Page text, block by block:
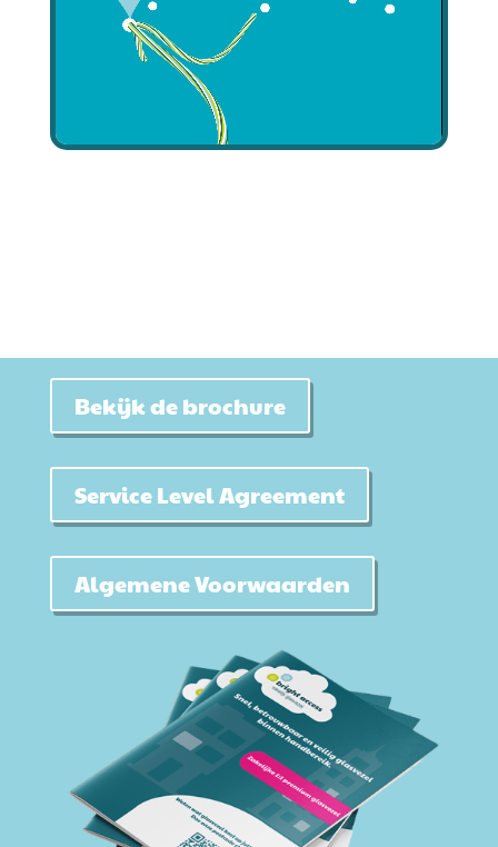
Bekijk de brochure
Service Level Agreement
Algemene Voorwaarden